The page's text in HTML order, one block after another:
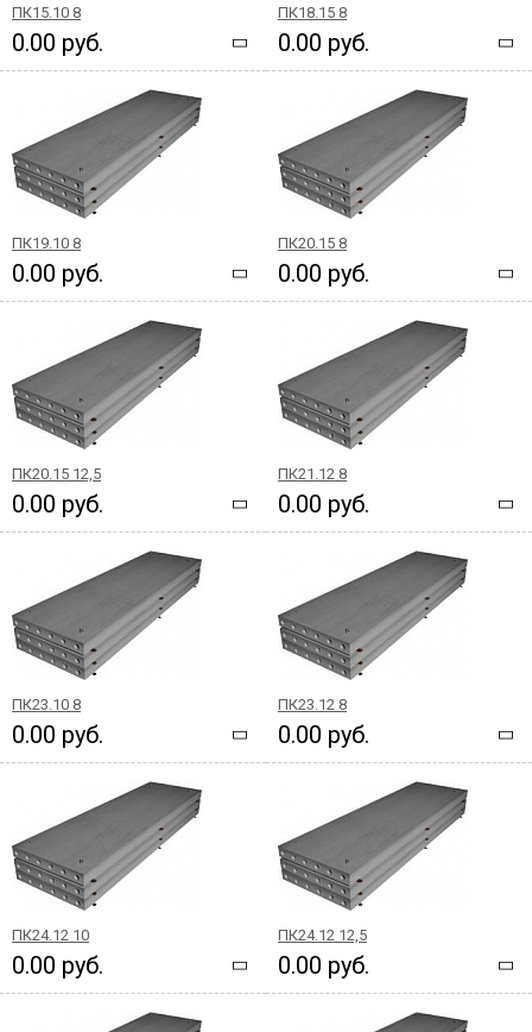
ПК15.10 8
0.00 руб.
ПК18.15 8
0.00 руб.
ПК19.10 8
0.00 руб.
ПК20.15 8
0.00 руб.
ПК20.15 12,5
0.00 руб.
ПК21.12 8
0.00 руб.
ПК23.10 8
0.00 руб.
ПК23.12 8
0.00 руб.
ПК24.12 10
0.00 руб.
ПК24.12 12,5
0.00 руб.